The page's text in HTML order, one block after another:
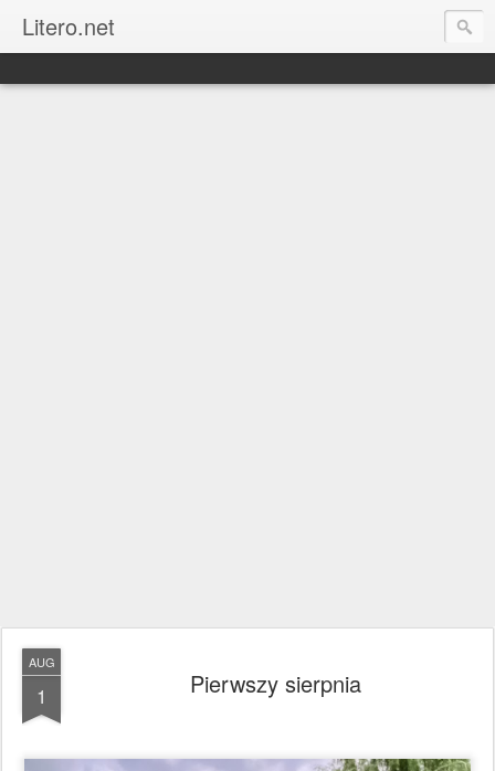
Litero.net
AUG
1 Pierwszy sierpnia